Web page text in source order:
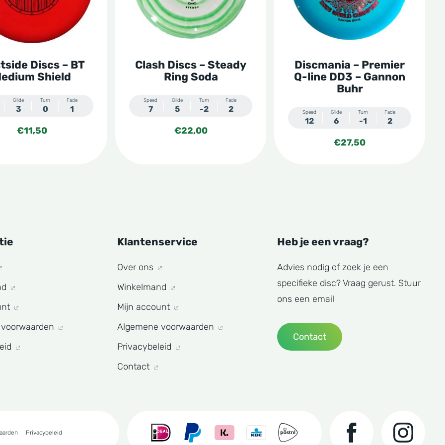
Discs – BT
Shield
Glide
3
Turn
0
Fade
1
€11,50
Clash Discs – Steady
Ring Soda
Speed
7
Glide
5
Turn
-2
Fade
2
€22,00
Deze
optie
worden
Discmania – Premier
Q-line DD3 – Gannon
Buhr
Speed
12
Glide
6
Turn
-1
Fade
2
€27,50
Deze
optie
worden
productpagina
Klantenservice
Over ons
Winkelmand
Mijn account
Algemene voorwaarden
Privacybeleid
Contact
Heb je een vraag?
Advies nodig of zoek je een
specifieke disc? Vraag gerust. Stuur
ons een email
Contact
Privacybeleid